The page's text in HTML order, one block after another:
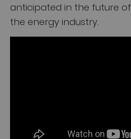
anticipated in the future of
the energy industry.